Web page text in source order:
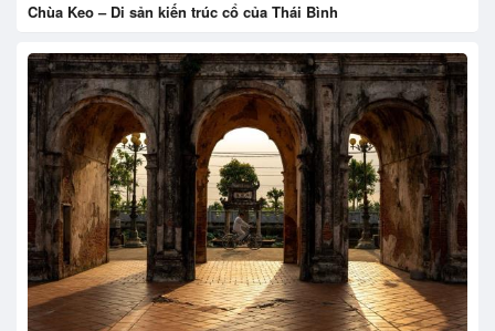
Chùa Keo – Di sản kiến trúc cổ của Thái Bình